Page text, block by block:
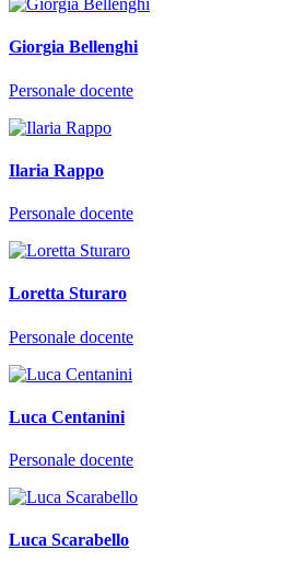
Giorgia Bellenghi
Personale docente
Ilaria Rappo
Personale docente
Loretta Sturaro
Personale docente
Luca Centanini
Personale docente
Luca Scarabello